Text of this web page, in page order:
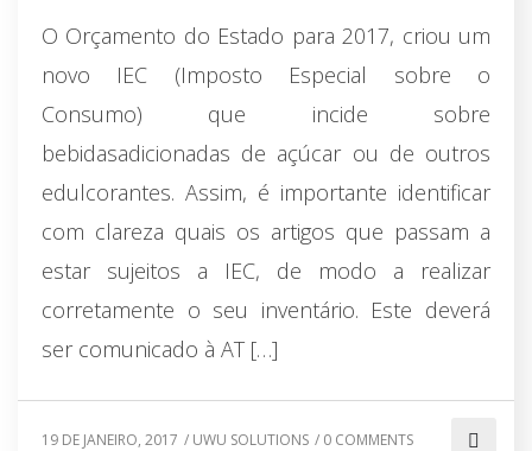
O Orçamento do Estado para 2017, criou um
novo IEC (Imposto Especial sobre o
Consumo) que incide sobre
bebidasadicionadas de açúcar ou de outros
edulcorantes. Assim, é importante identificar
com clareza quais os artigos que passam a
estar sujeitos a IEC, de modo a realizar
corretamente o seu inventário. Este deverá
ser comunicado à AT […]
19 DE JANEIRO, 2017 / UWU SOLUTIONS / 0 COMMENTS